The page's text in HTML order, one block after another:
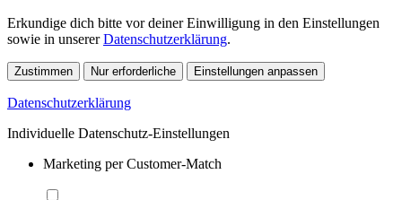
Erkundige dich bitte vor deiner Einwilligung in den Einstellungen
sowie in unsererDatenschutzerklärung.
Zustimmen Nur erforderliche Einstellungen anpassen
Datenschutzerklärung
Individuelle Datenschutz-Einstellungen
Marketing per Customer-Match